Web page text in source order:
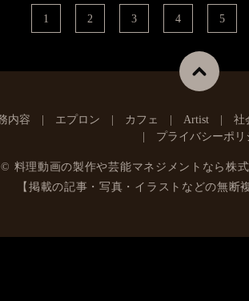
1 2 3 4 5
内容 エプロン カフェ Artist 社
プライバシーポリ
© 料理動画の製作や芸能マネジメントなら株
【掲載の記事・写真・イラストなどの無断